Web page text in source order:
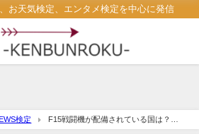
お天気検定、エンタメ検定を中心に発信
検定
F15戦闘機が配備されている国は？